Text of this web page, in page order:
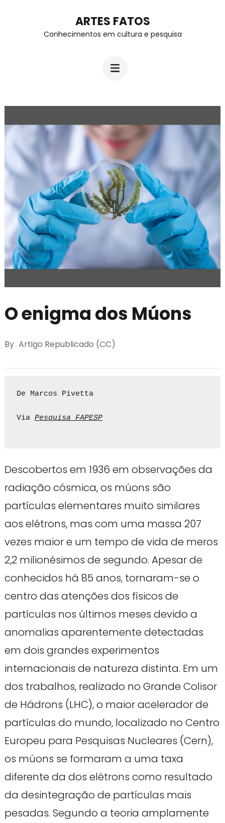
ARTES FATOS
Conhecimentos em cultura e pesquisa
O enigma dos Múons
By Artigo Republicado (CC)
De Marcos Pivetta
Via Pesquisa FAPESP
Descobertos em 1936 em observações da
radiação cósmica, os múons são
partículas elementares muito similares
aos elétrons, mas com uma massa 207
vezes maior e um tempo de vida de meros
2,2 milionésimos de segundo. Apesar de
conhecidos há 85 anos, tornaram-se o
centro das atenções dos físicos de
partículas nos últimos meses devido a
anomalias aparentemente detectadas
em dois grandes experimentos
internacionais de natureza distinta. Em um
dos trabalhos, realizado no Grande Colisor
de Hádrons (LHC), o maior acelerador de
partículas do mundo, localizado no Centro
Europeu para Pesquisas Nucleares (Cern),
os múons se formaram a uma taxa
diferente da dos elétrons como resultado
da desintegração de partículas mais
pesadas. Segundo a teoria amplamente